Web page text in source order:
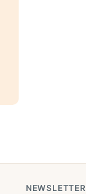
NEWSLETTER